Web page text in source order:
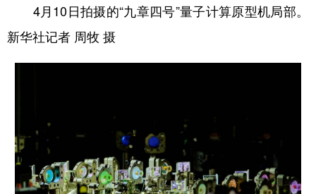
4月10日拍摄的“九章四号”量子计算原型机局部。
新华社记者 周牧 摄